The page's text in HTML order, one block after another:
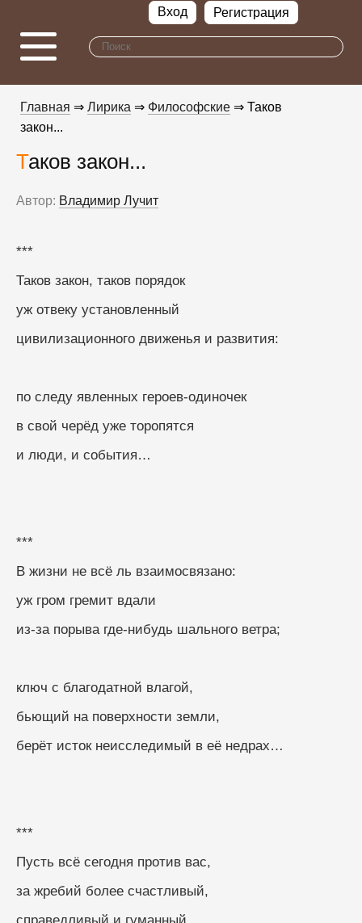
Вход Регистрация
Главная ⇒ Лирика ⇒ Философские ⇒ Таков
закон...
Таков закон...
Автор: Владимир Лучит
***
Таков закон, таков порядок
уж отвеку установленный
цивилизационного движенья и развития:
по следу явленных героев-одиночек
в свой черёд уже торопятся
и люди, и события…
***
В жизни не всё ль взаимосвязано:
уж гром гремит вдали
из-за порыва где-нибудь шального ветра;
ключ с благодатной влагой,
бьющий на поверхности земли,
берёт исток неисследимый в её недрах…
***
Пусть всё сегодня против вас,
за жребий более счастливый,